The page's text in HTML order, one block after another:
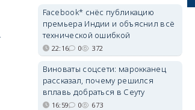
Facebook* снёс публикацию
премьера Индии и объяснил всё
технической ошибкой
22:16 0 372
Виноваты соцсети: марокканец
рассказал, почему решился
вплавь добраться в Сеуту
16:59 0 673